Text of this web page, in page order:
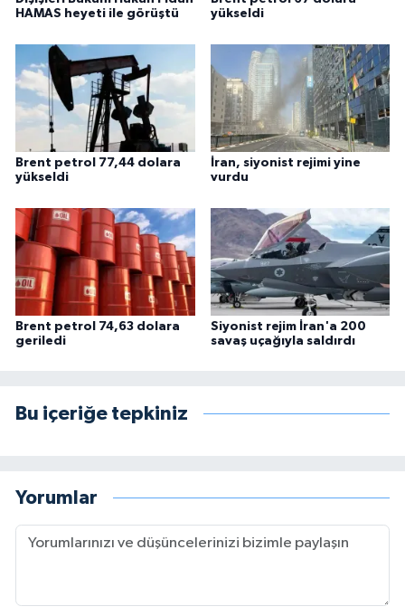
HAMAS heyeti ile görüştü
yükseldi
Brent petrol 77,44 dolara
yükseldi
İran, siyonist rejimi yine
vurdu
Brent petrol 74,63 dolara
geriledi
Siyonist rejim İran'a 200
savaş uçağıyla saldırdı
Bu içeriğe tepkiniz
Yorumlar